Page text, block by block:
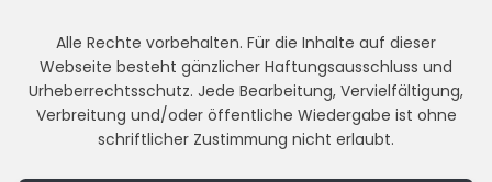
Alle Rechte vorbehalten. Für die Inhalte auf dieser
Webseite besteht gänzlicher Haftungsausschluss und
Urheberrechtsschutz. Jede Bearbeitung, Vervielfältigung,
Verbreitung und/oder öffentliche Wiedergabe ist ohne
schriftlicher Zustimmung nicht erlaubt.